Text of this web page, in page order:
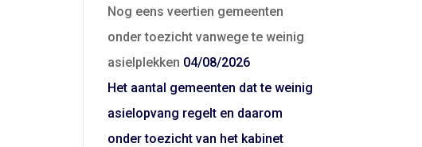
Nog eens veertien gemeenten
onder toezicht vanwege te weinig
asielplekken 04/08/2026
Het aantal gemeenten dat te weinig
asielopvang regelt en daarom
onder toezicht van het kabinet